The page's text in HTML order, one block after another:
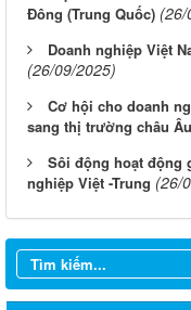
Đông (Trung Quốc) (26/
Doanh nghiệp Việt
(26/09/2025)
Cơ hội cho doanh
sang thị trường châu Âu
Sôi động hoạt động
nghiệp Việt -Trung (26/